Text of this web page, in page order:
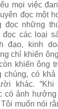
mọi việc
đọc một
đọc những
các loại
đạo, kinh
chỉ khiến
khiến ông
có khả
khác.
có ảnh
muốn nói